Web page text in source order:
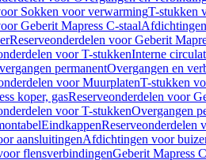
Sokken voor verwarmingT-stukken
Geberit Mapress C-staal
Reserveonderdelen voor Geberit
voor T-stukkenInterne
permanentOvergangen en
voor MuurplatenT-stukken
koper, gasReserveonderdelen voor
voor T-stukkenOvergangen
EindkappenReserveonderdelen
aansluitingenAfdichtingen voor
flensverbindingenGeberit Mapress